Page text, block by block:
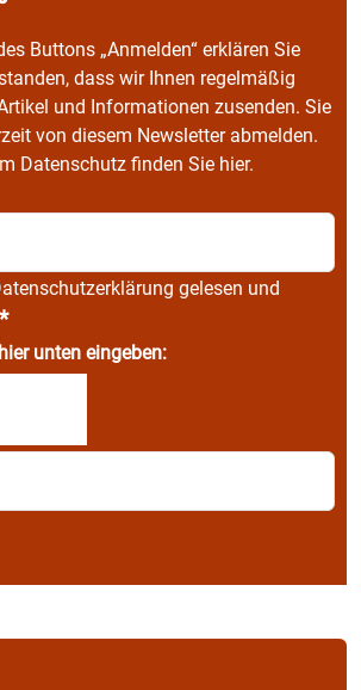
Buttons „Anmelden“ erklären Sie
dass wir Ihnen regelmäßig
und Informationen zusenden. Sie
von diesem Newsletter abmelden.
Datenschutz finden Sie hier.
gelesen und
*
unten eingeben: